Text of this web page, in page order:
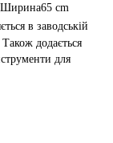
65 cm
в заводській
додається
для